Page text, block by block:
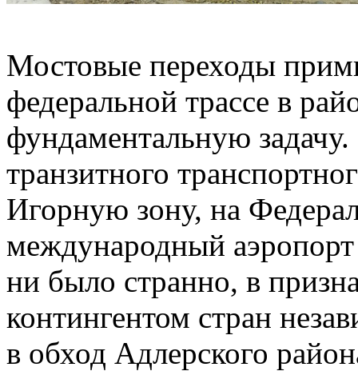
Мостовые переходы
федеральной трассе в
фундаментальную
транзитного
Игорную зону, на
международный
ни было странно, в
контингентом стран
в обход Адлерского